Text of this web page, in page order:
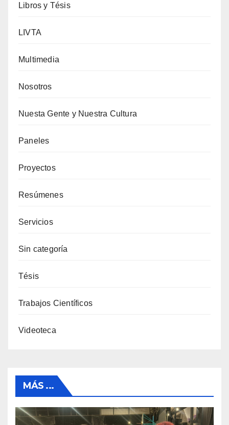
Libros y Tésis
LIVTA
Multimedia
Nosotros
Nuesta Gente y Nuestra Cultura
Paneles
Proyectos
Resúmenes
Servicios
Sin categoría
Tésis
Trabajos Científicos
Videoteca
MÁS ...